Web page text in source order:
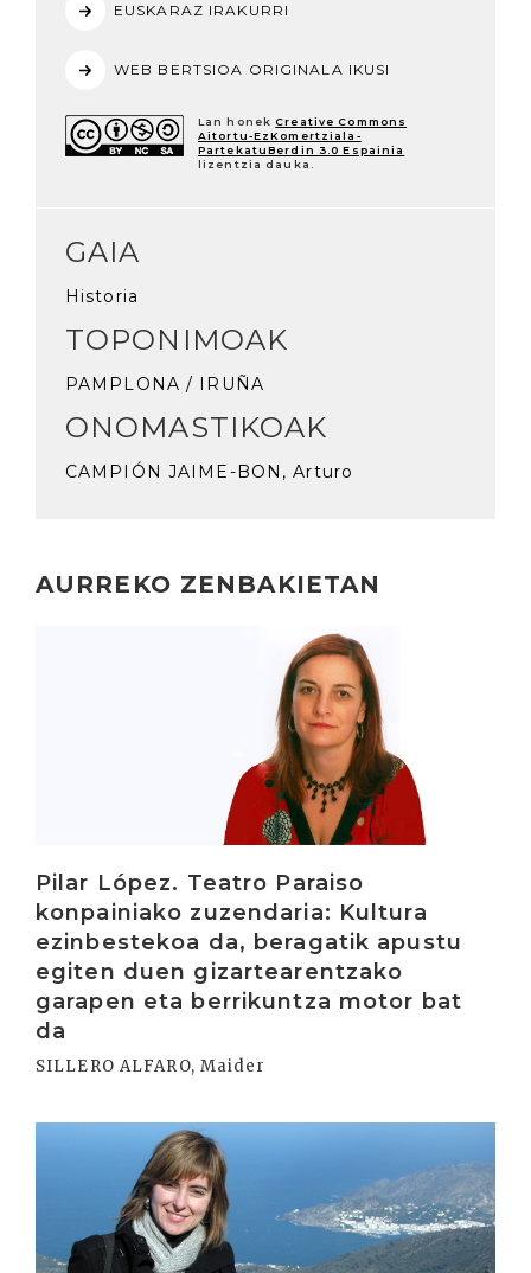
EUSKARAZ IRAKURRI
WEB BERTSIOA ORIGINALA IKUSI
Lan honek Creative Commons
Aitortu-EzKomertziala-
PartekatuBerdin 3.0 Espainia
lizentzia dauka.
GAIA
Historia
TOPONIMOAK
PAMPLONA / IRUÑA
ONOMASTIKOAK
CAMPIÓN JAIME-BON, Arturo
AURREKO ZENBAKIETAN
Pilar López. Teatro Paraiso
konpainiako zuzendaria: Kultura
ezinbestekoa da, beragatik apustu
egiten duen gizartearentzako
garapen eta berrikuntza motor bat
da
SILLERO ALFARO, Maider